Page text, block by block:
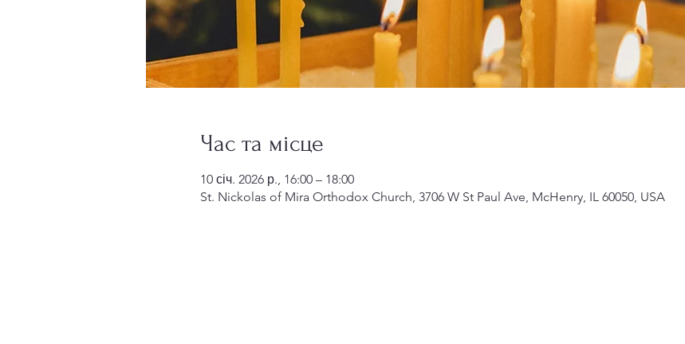
Час та місце
10 січ. 2026 р., 16:00 – 18:00
St. Nickolas of Mira Orthodox Church, 3706 W St Paul Ave, McHenry, IL 60050, USA